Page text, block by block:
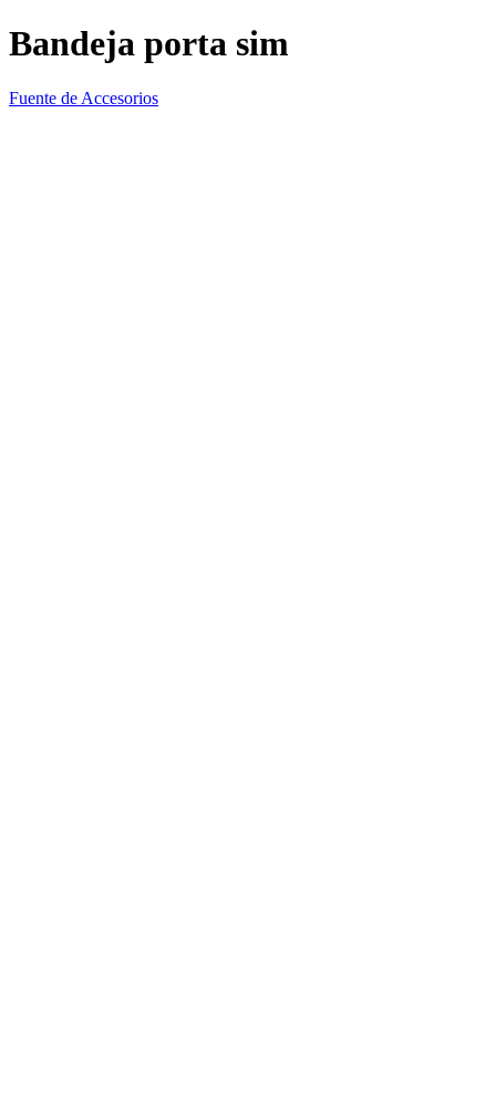
Bandeja porta sim
Fuente de Accesorios